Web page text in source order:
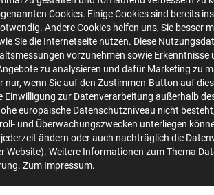
Cookies. Einige Cookies sind bereits
Andere Cookies helfen uns, Sie besser
Sie die Internetseite nutzen. Diese
vorzunehmen sowie Erkenntnisse
zu analysieren und dafür Marketing zu
nur, wenn Sie auf den Zustimmen-Button auf
Einwilligung zur Datenverarbeitung außerhalb
europäische Datenschutzniveau nicht
und Überwachungszwecken unterliegen
ändern oder auch nachträglich die
Website). Weitere Informationen zum Thema
. Zum Impressum.